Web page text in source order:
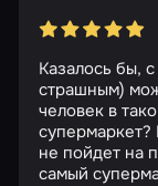
Казалось бы,
страшным)
человек в
супермаркет?
не пойдет на
самый